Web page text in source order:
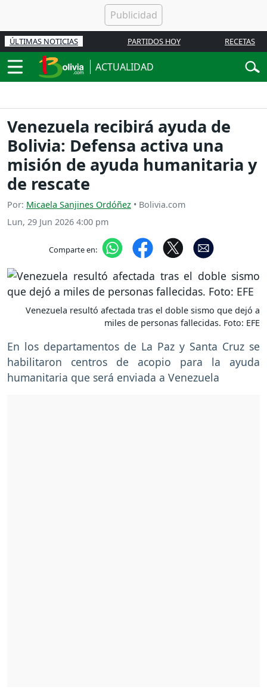
ÚLTIMAS NOTICIAS PARTIDOS HOY RECETAS
ACTUALIDAD
Venezuela recibirá ayuda de
Bolivia: Defensa activa una
misión de ayuda humanitaria y
de rescate
Por: Micaela Sanjines Ordóñez • Bolivia.com
Lun, 29 Jun 2026 4:00 pm
Comparte en:
Venezuela resultó afectada tras el doble sismo que dejó a
miles de personas fallecidas. Foto: EFE
En los departamentos de La Paz y Santa Cruz se
habilitaron centros de acopio para la ayuda
humanitaria que será enviada a Venezuela